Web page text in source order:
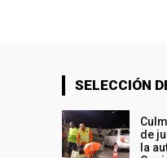
SELECCIÓN
de
la